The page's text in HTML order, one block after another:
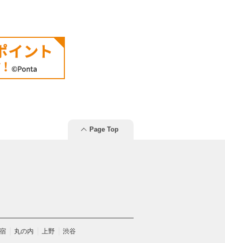
Page Top
丸の内 上野 渋谷